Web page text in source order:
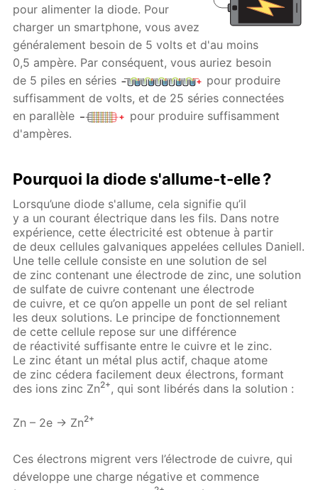
pour alimenter la diode. Pour
charger un smartphone, vous avez
généralement besoin de 5 volts et d'au moins
0,5 ampère. Par conséquent, vous auriez besoin
de 5 piles en séries
pour produire
suffisamment de volts, et de 25 séries connectées
en parallèle
pour produire suffisamment
d'ampères.
Pourquoi la diode s'allume-t-elle ?
Lorsqu’une diode s'allume, cela signifie qu’il
y a un courant électrique dans les fils. Dans notre
expérience, cette électricité est obtenue à partir
de deux cellules galvaniques appelées cellules Daniell.
Une telle cellule consiste en une solution de sel
de zinc contenant une électrode de zinc, une solution
de sulfate de cuivre contenant une électrode
de cuivre, et ce qu’on appelle un pont de sel reliant
les deux solutions. Le principe de fonctionnement
de cette cellule repose sur une différence
de réactivité suffisante entre le cuivre et le zinc.
Le zinc étant un métal plus actif, chaque atome
de zinc cédera facilement deux électrons, formant
des ions zinc Zn2+, qui sont libérés dans la solution :
Zn – 2e → Zn2+
Ces électrons migrent vers l’électrode de cuivre, qui
développe une charge négative et commence